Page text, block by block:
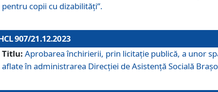
pentru copii cu dizabilități”.
907/21.12.2023
Titlu: Aprobarea închirierii, prin licitație publică, a unor
aflate în administrarea Direcției de Asistență Socială